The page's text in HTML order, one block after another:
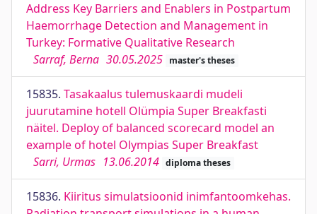
Address Key Barriers and Enablers in Postpartum
Haemorrhage Detection and Management in
Turkey: Formative Qualitative Research
Sarraf, Berna 30.05.2025 master's theses
15835. Tasakaalus tulemuskaardi mudeli
juurutamine hotell Olümpia Super Breakfasti
näitel. Deploy of balanced scorecard model an
example of hotel Olympias Super Breakfast
Sarri, Urmas 13.06.2014 diploma theses
15836. Kiiritus simulatsioonid inimfantoomkehas.